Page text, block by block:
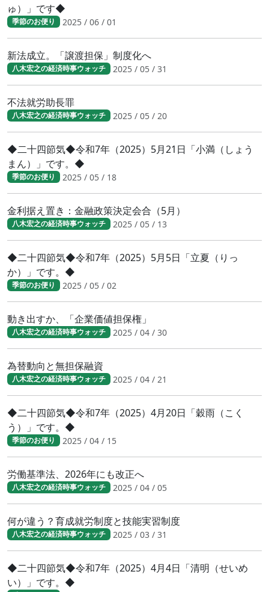
ゅ）」です◆
季節のお便り 2025 / 06 / 01
新法成立。「譲渡担保」制度化へ
八木宏之の経済時事ウォッチ 2025 / 05 / 31
不法就労助長罪
八木宏之の経済時事ウォッチ 2025 / 05 / 20
◆二十四節気◆令和7年（2025）5月21日「小満（しょう
まん）」です。◆
季節のお便り 2025 / 05 / 18
金利据え置き：金融政策決定会合（5月）
八木宏之の経済時事ウォッチ 2025 / 05 / 13
◆二十四節気◆令和7年（2025）5月5日「立夏（りっ
か）」です。◆
季節のお便り 2025 / 05 / 02
動き出すか、「企業価値担保権」
八木宏之の経済時事ウォッチ 2025 / 04 / 30
為替動向と無担保融資
八木宏之の経済時事ウォッチ 2025 / 04 / 21
◆二十四節気◆令和7年（2025）4月20日「穀雨（こく
う）」です。◆
季節のお便り 2025 / 04 / 15
労働基準法、2026年にも改正へ
八木宏之の経済時事ウォッチ 2025 / 04 / 05
何が違う？育成就労制度と技能実習制度
八木宏之の経済時事ウォッチ 2025 / 03 / 31
◆二十四節気◆令和7年（2025）4月4日「清明（せいめ
い）」です。◆